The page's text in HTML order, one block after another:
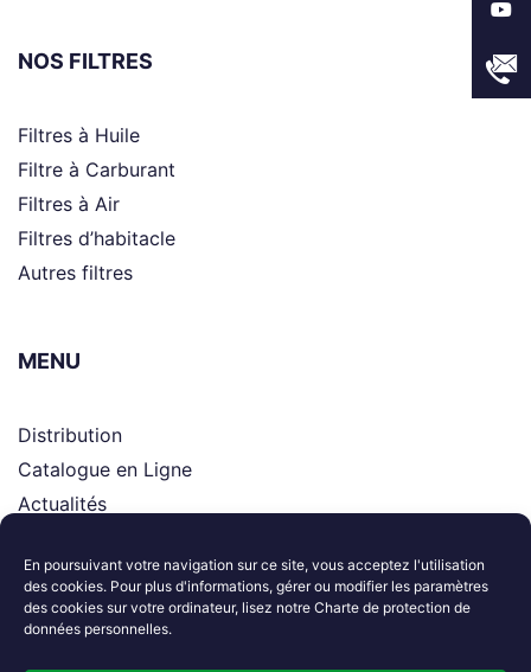
En poursuivant votre navigation sur ce site, vous acceptez l'utilisation
des cookies. Pour plus d'informations, gérer ou modifier les paramètres
des cookies sur votre ordinateur, lisez notre Charte de protection de
données personnelles.
NOS FILTRES
Filtres à Huile
Filtre à Carburant
Filtres à Air
Filtres d’habitacle
Autres filtres
MENU
Distribution
Catalogue en Ligne
Actualités
Le groupe
Contactez-nous